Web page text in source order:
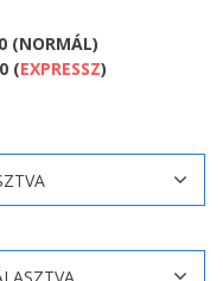
(NORMÁL)
(EXPRESSZ)